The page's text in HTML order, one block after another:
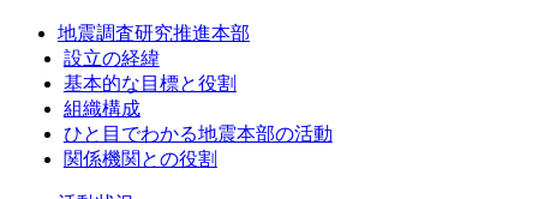
地震調査研究推進本部
設立の経緯
基本的な目標と役割
組織構成
ひと目でわかる地震本部の活動
関係機関との役割